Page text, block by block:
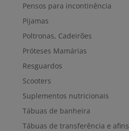
Pensos para incontinência
Pijamas
Poltronas, Cadeirões
Próteses Mamárias
Resguardos
Scooters
Suplementos nutricionais
Tábuas de banheira
Tábuas de transferência e afins